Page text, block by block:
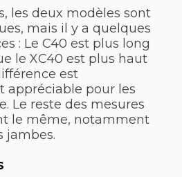
les deux modèles sont
mais il y a quelques
: Le C40 est plus long
le XC40 est plus haut
est
appréciable pour les
Le reste des mesures
le même, notamment
jambes.